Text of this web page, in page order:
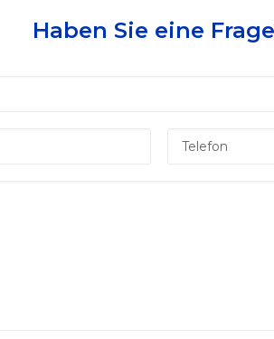
Haben Sie eine